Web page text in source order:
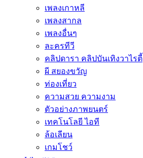
เพลงเกาหลี
เพลงสากล
เพลงอื่นๆ
ละครทีวี
คลิปดารา คลิปบันเทิงวาไรตี้
ผี สยองขวัญ
ท่องเที่ยว
ความสวย ความงาม
ตัวอย่างภาพยนตร์
เทคโนโลยี ไอที
ล้อเลียน
เกมโชว์